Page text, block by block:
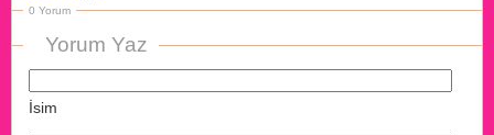
0 Yorum
Yorum Yaz
İsim